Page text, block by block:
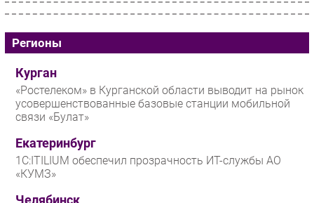
Регионы
Курган
«Ростелеком» в Курганской области выводит на рынок
усовершенствованные базовые станции мобильной
связи «Булат»
Екатеринбург
1С:ITILIUM обеспечил прозрачность ИТ-службы АО
«КУМЗ»
Челябинск